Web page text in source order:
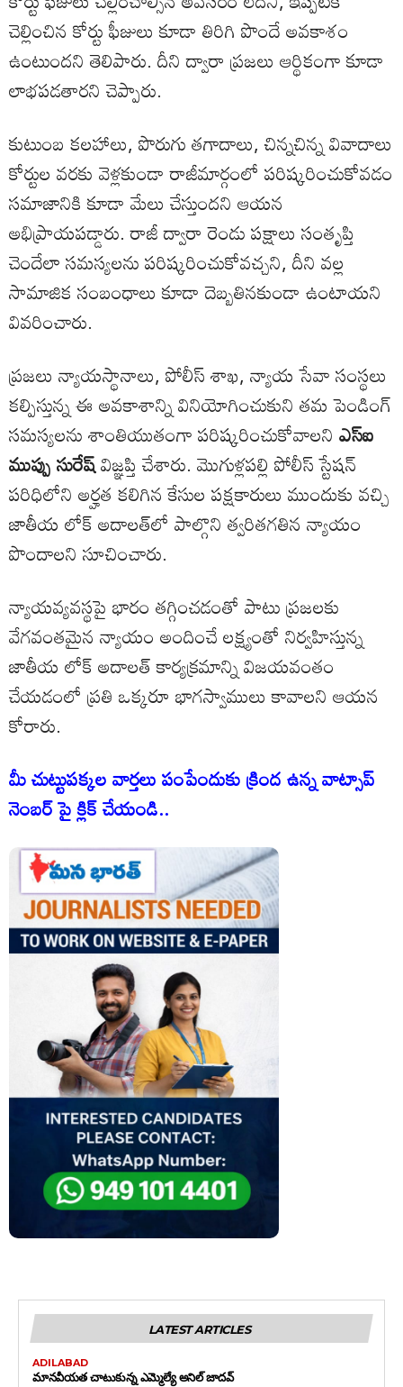
చెల్లించిన కోర్టు ఫీజులు కూడా తిరిగి పొందే అవకాశం
ఉంటుందని తెలిపారు. దీని ద్వారా ప్రజలు ఆర్థికంగా కూడా
లాభపడతారని చెప్పారు.
కుటుంబ కలహాలు, పొరుగు తగాదాలు, చిన్నచిన్న వివాదాలు
కోర్టుల వరకు వెళ్లకుండా రాజీమార్గంలో పరిష్కరించుకోవడం
సమాజానికి కూడా మేలు చేస్తుందని ఆయన
అభిప్రాయపడ్డారు. రాజీ ద్వారా రెండు పక్షాలు సంతృప్తి
చెందేలా సమస్యలను పరిష్కరించుకోవచ్చని, దీని వల్ల
సామాజిక సంబంధాలు కూడా దెబ్బతినకుండా ఉంటాయని
వివరించారు.
ప్రజలు న్యాయస్థానాలు, పోలీస్ శాఖ, న్యాయ సేవా సంస్థలు
కల్పిస్తున్న ఈ అవకాశాన్ని వినియోగించుకుని తమ పెండింగ్
సమస్యలను శాంతియుతంగా పరిష్కరించుకోవాలనిఎస్ఐ
ముప్పు సురేష్విజ్ఞప్తి చేశారు. మొగుళ్లపల్లి పోలీస్ స్టేషన్
పరిధిలోని అర్హత కలిగిన కేసుల పక్షకారులు ముందుకు వచ్చి
జాతీయ లోక్ అదాలత్‌లో పాల్గొని త్వరితగతిన న్యాయం
పొందాలని సూచించారు.
న్యాయవ్యవస్థపై భారం తగ్గించడంతో పాటు ప్రజలకు
వేగవంతమైన న్యాయం అందించే లక్ష్యంతో నిర్వహిస్తున్న
జాతీయ లోక్ అదాలత్ కార్యక్రమాన్ని విజయవంతం
చేయడంలో ప్రతి ఒక్కరూ భాగస్వాములు కావాలని ఆయన
కోరారు.
మీ చుట్టుపక్కల వార్తలు పంపేందుకు క్రింద ఉన్న వాట్సాప్
నెంబర్ పై క్లిక్ చేయండి..
LATEST ARTICLES
ADILABAD
మానవీయత చాటుకున్న ఎమ్మెల్యే అనిల్ జాదవ్